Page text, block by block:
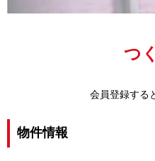
つ
会員登録する
物件情報